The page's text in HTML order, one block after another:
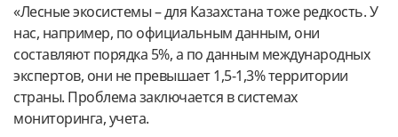
«Лесные экосистемы – для Казахстана тоже редкость. У
нас, например, по официальным данным, они
составляют порядка 5%, а по данным международных
экспертов, они не превышает 1,5-1,3% территории
страны. Проблема заключается в системах
мониторинга, учета.